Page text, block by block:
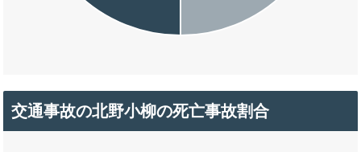
交通事故の北野小柳の死亡事故割合